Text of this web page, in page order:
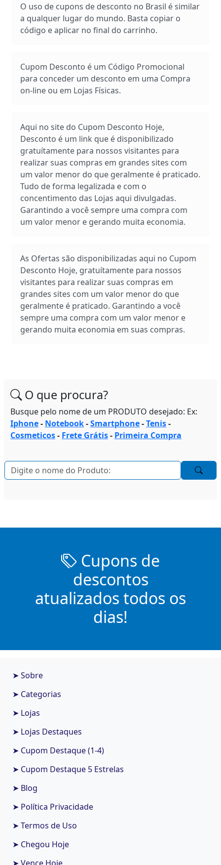
O uso de cupons de desconto no Brasil é similar
a qualquer lugar do mundo. Basta copiar o
código e aplicar no final do carrinho.
Cupom Desconto é um Código Promocional
para conceder um desconto em uma Compra
on-line ou em Lojas Físicas.
Aqui no site do Cupom Desconto Hoje,
Desconto é um link que é disponibilizado
gratuítamente para nossos visitantes para
realizar suas compras em grandes sites com
um valor menor do que geralmente é praticado.
Tudo de forma legalizada e com o
concentimento das Lojas aqui divulgadas.
Garantindo a você sempre uma compra com
um valor menor e gerando muita economia.
As Ofertas são disponibilizadas aqui no Cupom
Desconto Hoje, gratuítamente para nossos
visitantes para realizar suas compras em
grandes sites com um valor menor do que
geralmente é praticado. Garantindo a você
sempre uma compra com um valor menor e
gerando muita economia em suas compras.
O que procura?
Busque pelo nome de um PRODUTO desejado: Ex:
Iphone- Notebook-Smartphone-Tenis-
Cosmeticos- Frete Grátis- Primeira Compra
Cupons de
descontos
atualizados todos os
dias!
➤ Sobre
➤ Categorias
➤ Lojas
➤ Lojas Destaques
➤ Cupom Destaque (1-4)
➤ Cupom Destaque 5 Estrelas
➤ Blog
➤ Política Privacidade
➤ Termos de Uso
➤ Chegou Hoje